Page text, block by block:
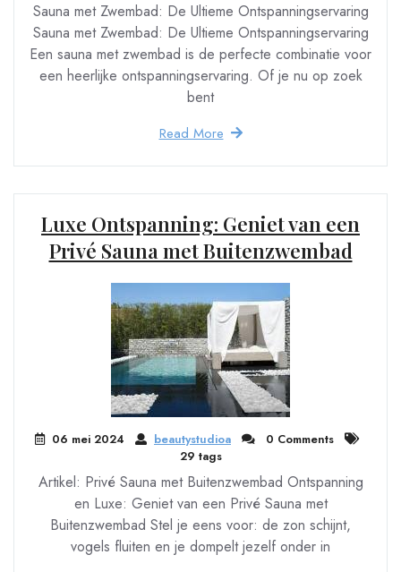
Sauna met Zwembad: De Ultieme Ontspanningservaring
Sauna met Zwembad: De Ultieme Ontspanningservaring
Een sauna met zwembad is de perfecte combinatie voor
een heerlijke ontspanningservaring. Of je nu op zoek
bent
Read More
Luxe Ontspanning: Geniet van een
Privé Sauna met Buitenzwembad
06 mei 2024 beautystudioa
0 Comments
29 tags
Artikel: Privé Sauna met Buitenzwembad Ontspanning
en Luxe: Geniet van een Privé Sauna met
Buitenzwembad Stel je eens voor: de zon schijnt,
vogels fluiten en je dompelt jezelf onder in